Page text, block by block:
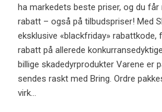
ha markedets beste priser, og du får
rabatt – også på tilbudspriser! Med
eksklusive «blackfriday» rabattkode,
rabatt på allerede
billige skadedyrprodukter Varene er
sendes raskt med Bring. Ordre
virk...